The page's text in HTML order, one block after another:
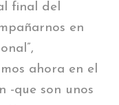
final del
en
ahora en el
-que son unos